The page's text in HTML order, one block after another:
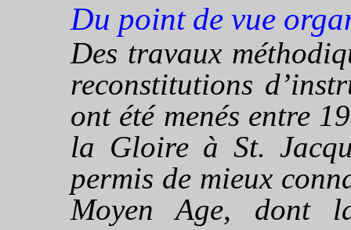
Du point de vue
Des travaux
reconstitutions
ont été menés entre
la Gloire à St.
permis de mieux
Moyen Age, dont